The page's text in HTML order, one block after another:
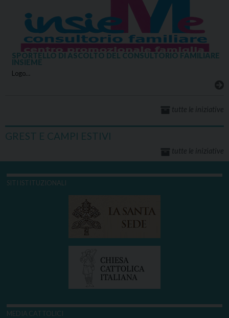
SPORTELLO DI ASCOLTO DEL CONSULTORIO FAMILIARE
INSIEME
Logo…
tutte le iniziative
GREST E CAMPI ESTIVI
tutte le iniziative
SITI ISTITUZIONALI
MEDIA CATTOLICI